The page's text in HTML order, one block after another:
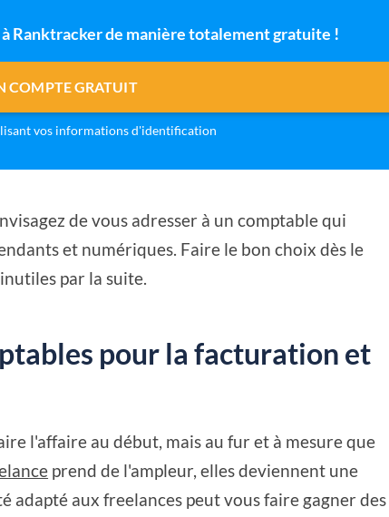
Ranktracker de manière totalement gratuite !
COMPTE GRATUIT
vos informations d'identification
de vous adresser à un comptable qui
et numériques. Faire le bon choix dès le
par la suite.
pour la facturation et
l'affaire au début, mais au fur et à mesure que
prend de l'ampleur, elles deviennent une
aux freelances peut vous faire gagner des